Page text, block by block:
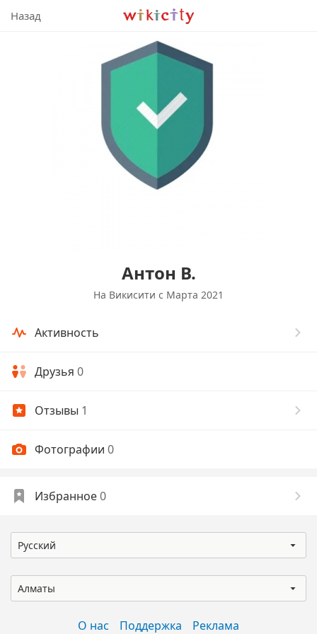
Викисити
Назад
Антон В.
На Викисити c Марта 2021
Активность
Друзья 0
Отзывы 1
Фотографии 0
Избранное0
Русский
Алматы
О нас Поддержка Реклама